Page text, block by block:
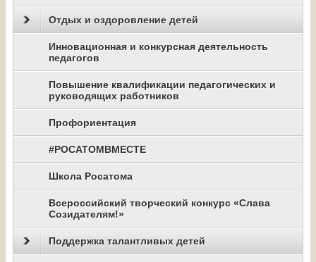
Отдых и оздоровление детей
Инновационная и конкурсная деятельность
педагогов
Повышение квалификации педагогических и
руководящих работников
Профориентация
#РОСАТОМВМЕСТЕ
Школа Росатома
Всероссийский творческий конкурс «Слава
Созидателям!»
Поддержка талантливых детей